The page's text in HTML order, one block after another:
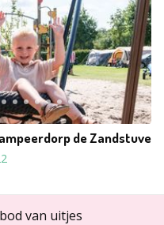
de Zandstuve
van uitjes